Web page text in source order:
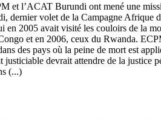
et l’ACAT Burundi ont mené une
dernier volet de la Campagne Afrique
en 2005 avait visité les couloirs de la
et en 2006, ceux du Rwanda.
des pays où la peine de mort est
justiciable devrait attendre de la justice
(...)